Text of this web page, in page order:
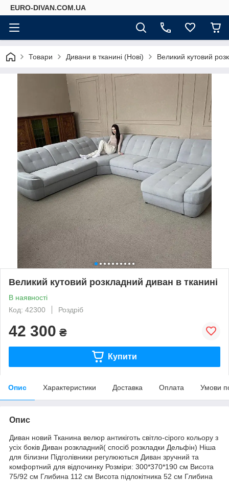
EURO-DIVAN.COM.UA
Товари Дивани в тканині (Нові) Великий кутовий
Великий кутовий розкладний диван в тканині
В наявності
Код: 42300
Роздріб
42 300 ₴
Купити
Опис Характеристики Доставка Оплата Умови
Опис
Диван новий Тканина велюр антикіготь світло-сірого кольору з
усіх боків Диван розкладний( спосіб розкладки Дельфін) Ніша
для білизни Підголівники регулюються Диван зручний та
комфортний для відпочинку Розміри: 300*370*190 см Висота
75/92 см Глибина 112 см Висота підлокітника 52 см Глибина